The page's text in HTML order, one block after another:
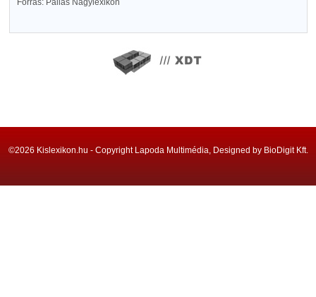
Forrás: Pallas Nagylexikon
©2026 Kislexikon.hu - Copyright Lapoda Multimédia, Designed by BioDigit Kft.